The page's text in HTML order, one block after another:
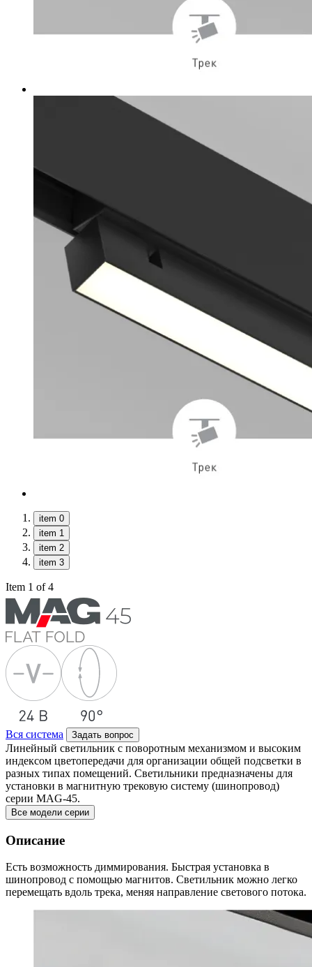
item 0
item 1
item 2
item 3
Item 1 of 4
Вся система Задать вопрос
Линейный светильник с поворотным механизмом и высоким
индексом цветопередачи для организации общей подсветки в
разных типах помещений. Светильники предназначены для
установки в магнитную трековую систему (шинопровод)
серии MAG-45.
Все модели серии
Описание
Есть возможность диммирования. Быстрая установка в
шинопровод с помощью магнитов. Светильник можно легко
перемещать вдоль трека, меняя направление светового потока.